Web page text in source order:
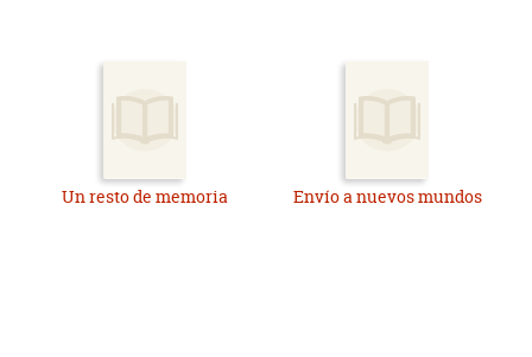
Un resto de memoria Envío a nuevos mundos